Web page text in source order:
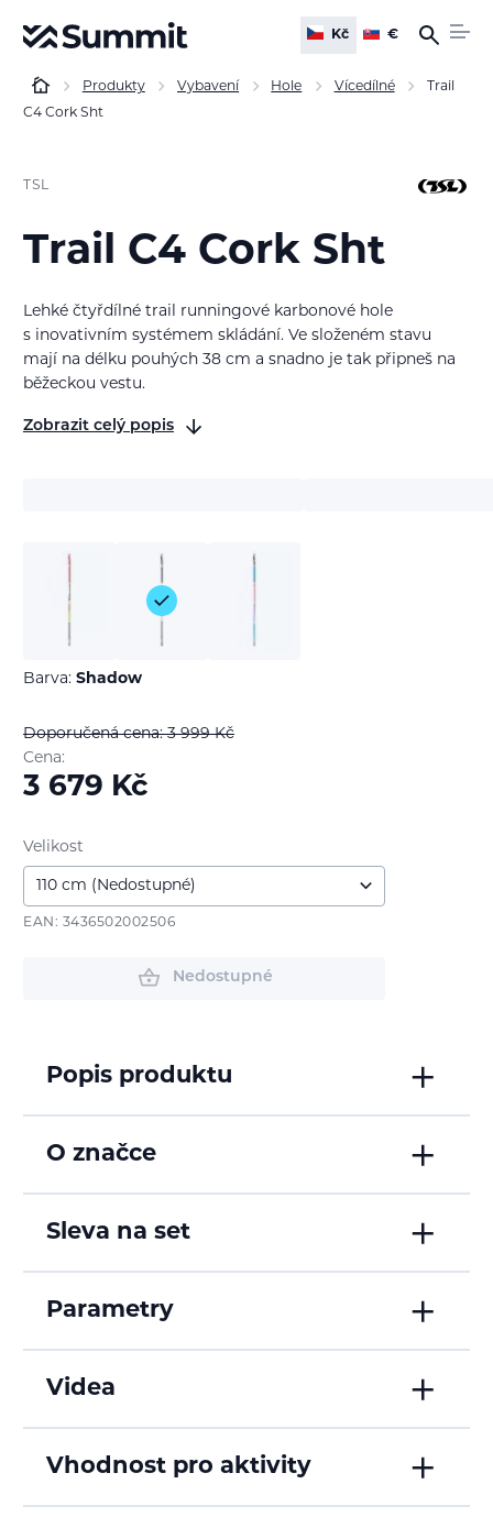
Kč €
Produkty Vybavení Hole Vícedílné
Trail
C4 Cork Sht
TSL
Trail C4 Cork Sht
Lehké čtyřdílné trail runningové karbonové hole
s inovativním systémem skládání. Ve složeném stavu
mají na délku pouhých 38 cm a snadno je tak připneš na
běžeckou vestu.
Zobrazit celý popis
Barva: Shadow
Doporučená cena: 3 999Kč
Cena:
3 679 Kč
Velikost
EAN: 3436502002506
Nedostupné
Popis produktu
O značce
Sleva na set
Parametry
Videa
Vhodnost pro aktivity